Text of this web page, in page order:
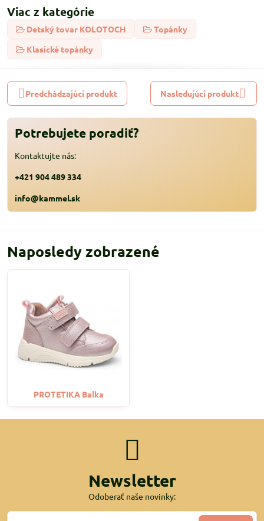
Viac z kategórie
Detský tovar KOLOTOCH
Topánky
Klasické topánky
Predchádzajúci produkt Nasledujúci produkt
Potrebujete poradiť?
Kontaktujte nás:
+421 904 489 334
info@kammel.sk
Naposledy zobrazené
PROTETIKA Balka
Newsletter
Odoberať naše novinky: